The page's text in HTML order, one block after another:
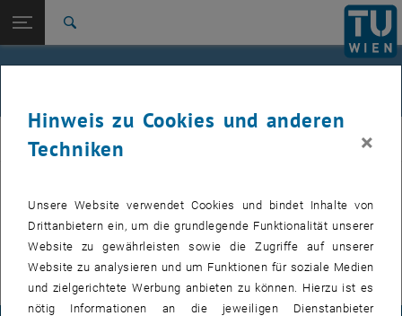
TU Login
Studium
International
Zur 1. Menü Ebene
E307-02-1-Forschungsgruppe Maschinenelemente und
Luftfahrtgetriebe
Zurück: Subseiten von E307-02-1-Forschungsgruppe
Maschinenelemente und
Luftfahrtgetriebe
Veranstaltungen
MEL
VERANSTALTUNGEN VOM 21. JULI 2026
Es gibt keine Veranstaltungen in der aktuellen Ansicht.
Hinweis zu Cookies und anderen
Techniken
×
Unsere Website verwendet Cookies und bindet Inhalte von
Drittanbietern ein, um die grundlegende Funktionalität unserer
Website zu gewährleisten sowie die Zugriffe auf unserer
Website zu analysieren und um Funktionen für soziale Medien
und zielgerichtete Werbung anbieten zu können. Hierzu ist es
nötig Informationen an die jeweiligen Dienstanbieter